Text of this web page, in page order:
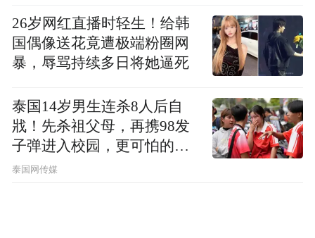
26岁网红直播时轻生！给韩
国偶像送花竟遭极端粉圈网
暴，辱骂持续多日将她逼死
泰国14岁男生连杀8人后自
戕！先杀祖父母，再携98发
子弹进入校园，更可怕的细
节公布了
泰国网传媒